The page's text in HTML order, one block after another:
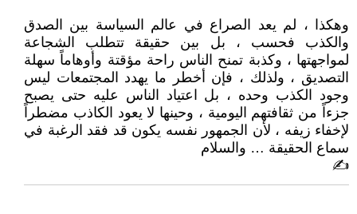
وهكذا ، لم يعد الصراع في عالم السياسة بين الصدق
والكذب فحسب ، بل بين حقيقة تتطلب الشجاعة
لمواجهتها ، وكذبة تمنح الناس راحة مؤقتة وأوهاماً سهلة
التصديق ، ولذلك ، فإن أخطر ما يهدد المجتمعات ليس
وجود الكذب وحده ، بل اعتياد الناس عليه حتى يصبح
جزءاً من ثقافتهم اليومية ، وحينها لا يعود الكاذب مضطراً
لإخفاء زيفه ، لأن الجمهور نفسه يكون قد فقد الرغبة في
سماع الحقيقة … والسلام
✍